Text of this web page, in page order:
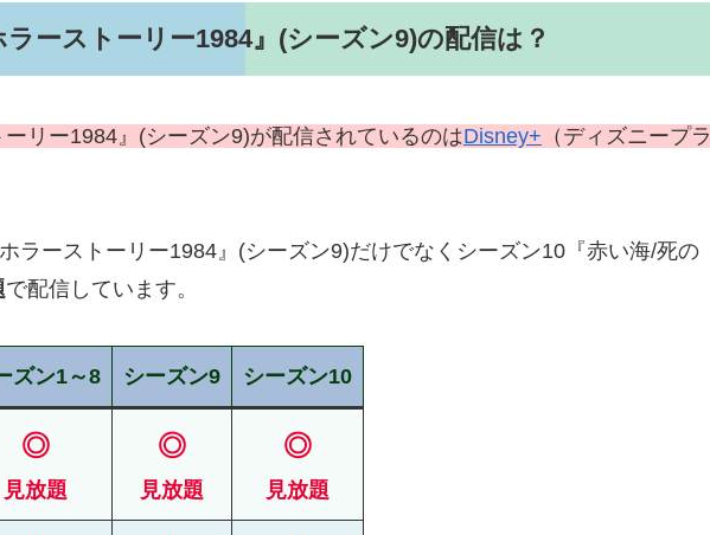
ラーストーリー1984』(シーズン9)の配信は？
ーリー1984』(シーズン9)が配信されているのはDisney+ （ディズニープラ
ラーストーリー1984』(シーズン9)だけでなくシーズン10『赤い海/死の
で配信しています。
ズン1～8 シーズン9 シーズン10
◎
見放題
◎
見放題
◎
見放題